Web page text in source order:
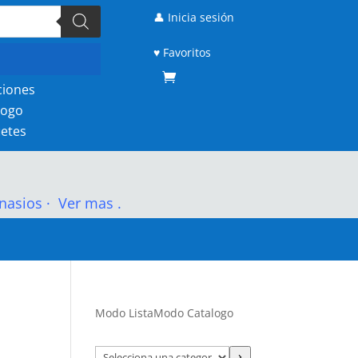
👤 Inicia sesión
♥ Favoritos
· Ver mas .
Modo ListaModo Catalogo
Selecciona